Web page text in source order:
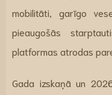
mobilitāti, garīgo
pieaugošās
platformas atrodas
Gada izskaņā un